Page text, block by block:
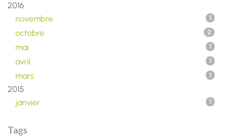
2016
novembre
1
octobre 2
mai 1
avril 1
mars 1
2015
janvier
1
Tags